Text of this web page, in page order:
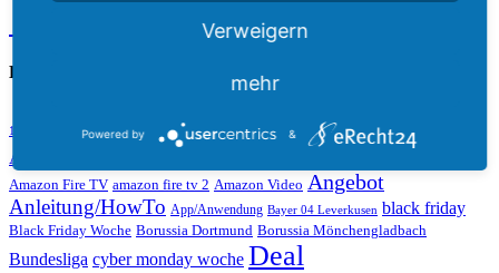
Beliebte Tags
1. FC Köln adbFire / adblink Alexa Amazon Amazon Alexa
Amazon Cyber Monday
Amazon Fire TV amazon fire tv 2 Amazon Video Angebot
Anleitung/HowTo App/Anwendung Bayer 04 Leverkusen black friday
Black Friday Woche Borussia Dortmund Borussia Mönchengladbach
Bundesliga cyber monday woche Deal
Verweigern
mehr
Powered by &